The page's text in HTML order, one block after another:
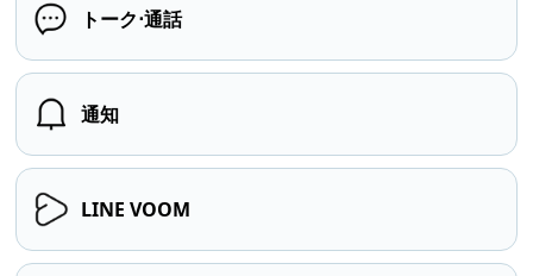
トーク⋅通話
通知
LINE VOOM